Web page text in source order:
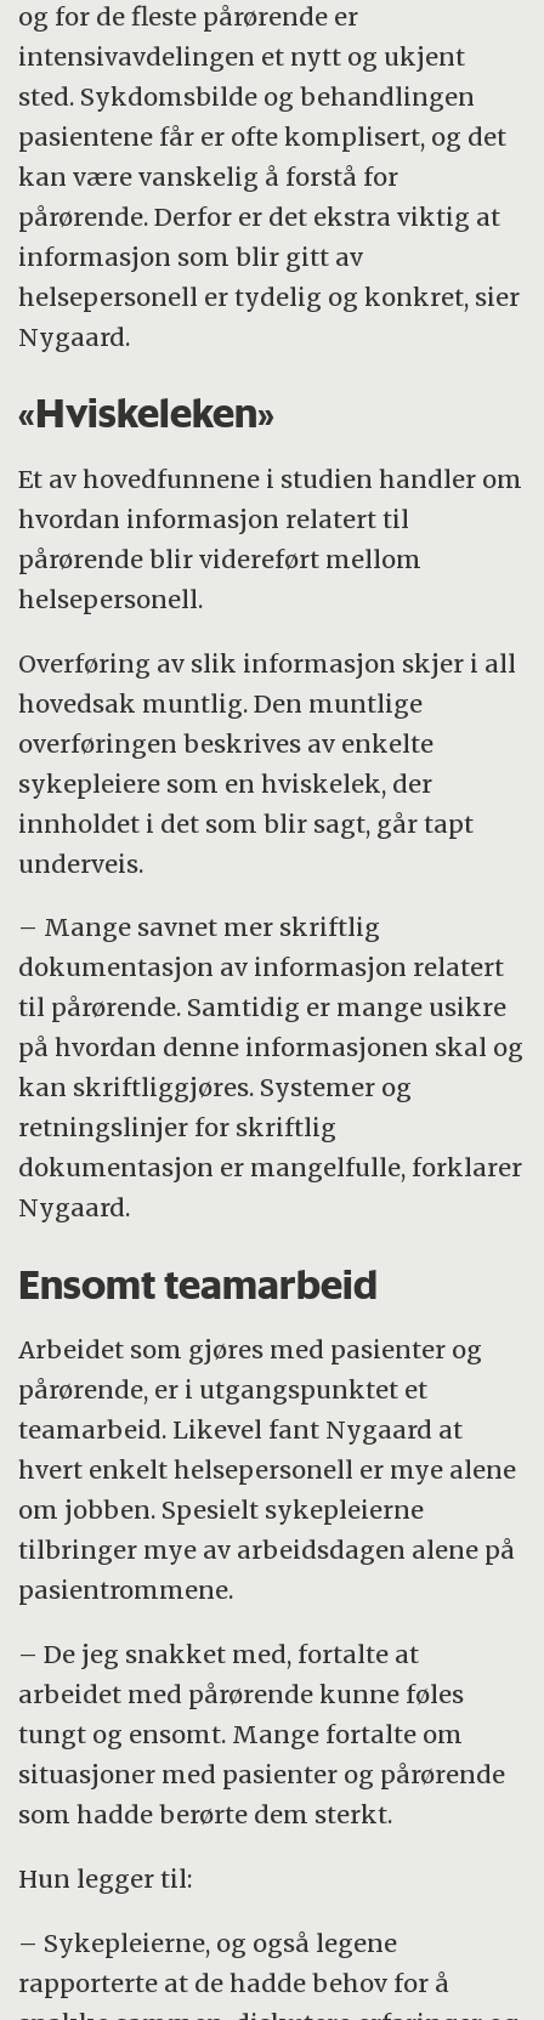
og for de fleste pårørende er
intensivavdelingen et nytt og ukjent
sted. Sykdomsbilde og behandlingen
pasientene får er ofte komplisert, og det
kan være vanskelig å forstå for
pårørende. Derfor er det ekstra viktig at
informasjon som blir gitt av
helsepersonell er tydelig og konkret, sier
Nygaard.
«Hviskeleken»
Et av hovedfunnene i studien handler om
hvordan informasjon relatert til
pårørende blir videreført mellom
helsepersonell.
Overføring av slik informasjon skjer i all
hovedsak muntlig. Den muntlige
overføringen beskrives av enkelte
sykepleiere som en hviskelek, der
innholdet i det som blir sagt, går tapt
underveis.
– Mange savnet mer skriftlig
dokumentasjon av informasjon relatert
til pårørende. Samtidig er mange usikre
på hvordan denne informasjonen skal og
kan skriftliggjøres. Systemer og
retningslinjer for skriftlig
dokumentasjon er mangelfulle, forklarer
Nygaard.
Ensomt teamarbeid
Arbeidet som gjøres med pasienter og
pårørende, er i utgangspunktet et
teamarbeid. Likevel fant Nygaard at
hvert enkelt helsepersonell er mye alene
om jobben. Spesielt sykepleierne
tilbringer mye av arbeidsdagen alene på
pasientrommene.
– De jeg snakket med, fortalte at
arbeidet med pårørende kunne føles
tungt og ensomt. Mange fortalte om
situasjoner med pasienter og pårørende
som hadde berørte dem sterkt.
Hun legger til:
– Sykepleierne, og også legene
rapporterte at de hadde behov for å